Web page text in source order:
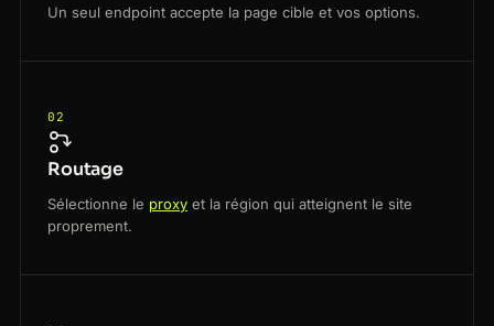
Un seul endpoint accepte la page cible et vos options.
02
Routage
Sélectionne le proxy et la région qui atteignent le site
proprement.